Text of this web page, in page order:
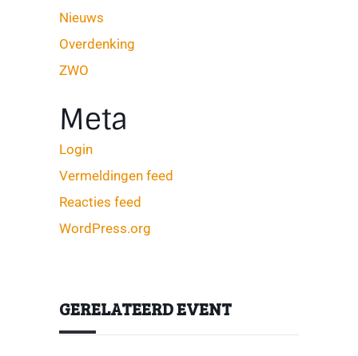
Nieuws
Overdenking
ZWO
Meta
Login
Vermeldingen feed
Reacties feed
WordPress.org
GERELATEERD EVENT